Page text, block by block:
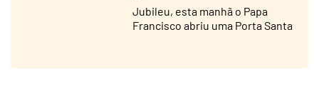
Jubileu, esta manhã o Papa
Francisco abriu uma Porta Santa